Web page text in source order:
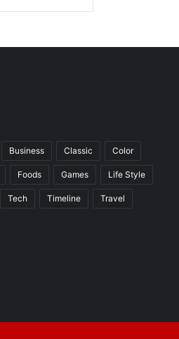
Business Classic Color
Foods Games Life Style
Tech Timeline Travel